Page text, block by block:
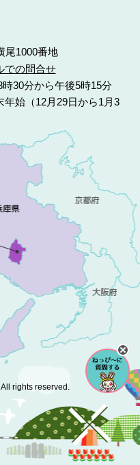
尾1000番地
での問合せ
30分から午後5時15分
始（12月29日から1月3
rights reserved.